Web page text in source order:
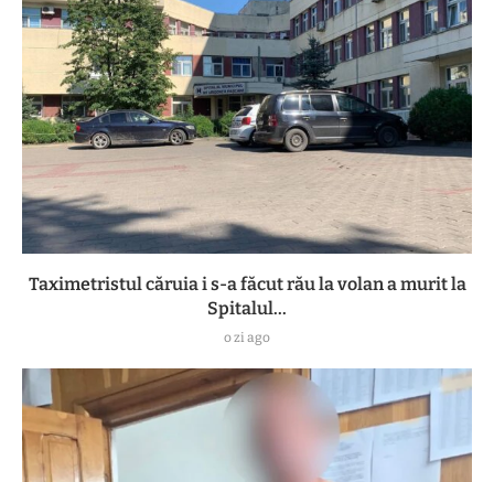
Taximetristul căruia i s-a făcut rău la volan a murit la
Spitalul...
o zi ago